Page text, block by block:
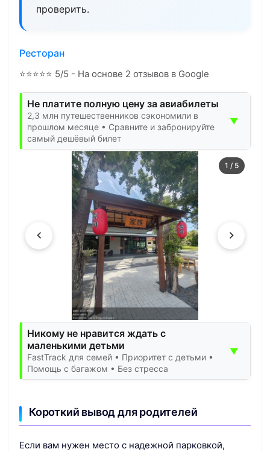
проверить.
Ресторан
⭐⭐⭐⭐⭐ 5/5 - На основе 2 отзывов в Google
Не платите полную цену за авиабилеты
2,3 млн путешественников сэкономили в
прошлом месяце • Сравните и забронируйте
самый дешёвый билет
▼
1 / 5
Никому не нравится ждать с
маленькими детьми
FastTrack для семей • Приоритет с детьми •
Помощь с багажом • Без стресса
▼
Короткий вывод для родителей
Если вам нужен место с надежной парковкой,